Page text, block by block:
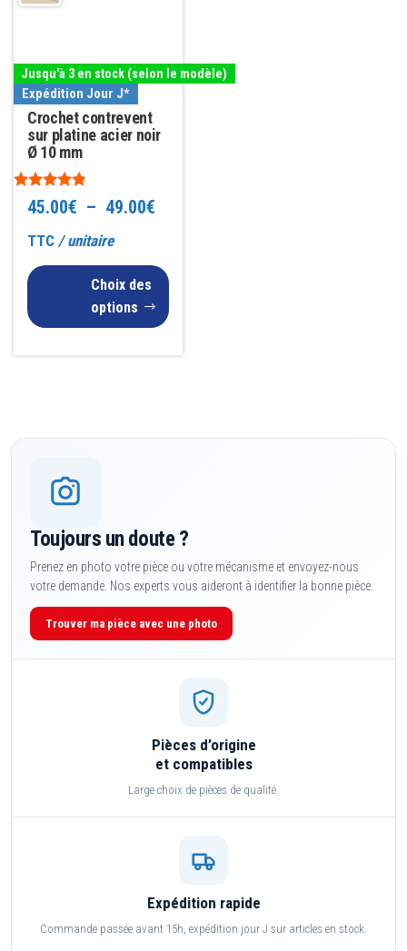
Jusqu'à 3 en stock (selon le modèle)
Expédition Jour J*
Crochet contrevent
sur platine acier noir
Ø 10 mm
Note
4.6745.00€ – 49.00€
prix :
45.00€
TTC / unitaire
Choix des
options
variations.
peuvent
être
choisies
sur
la
page
produit
Toujours un doute ?
Prenez en photo votre pièce ou votre mécanisme et envoyez-nous
votre demande. Nos experts vous aideront à identifier la bonne pièce.
Trouver ma pièce avec une photo
Pièces d’origine
et compatibles
Large choix de pièces de qualité.
Expédition rapide
Commande passée avant 15h, expédition jour J sur articles en stock.